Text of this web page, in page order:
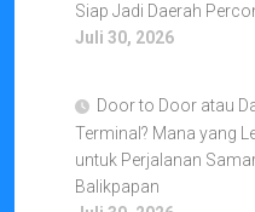
Siap Jadi Daerah
Juli 30, 2026
Door to Door atau
Terminal? Mana yang
untuk Perjalanan
Balikpapan